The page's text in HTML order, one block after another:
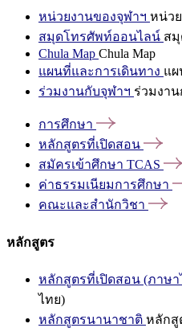
หน่วยงานของจุฬาฯ หน่ว
สมุดโทรศัพท์ออนไลน์ ส
Chula Map Chula Map
แผนที่และการเดินทาง แผ
ร่วมงานกับจุฬาฯ ร่วมงา
การศึกษา
หลักสูตรที่เปิดสอน
สมัครเข้าศึกษา TCAS
ค่าธรรมเนียมการศึกษา
คณะและสำนักวิชา
หลักสูตร
หลักสูตรที่เปิดสอน (ภาษา
ไทย)
หลักสูตรนานาชาติ หลักสู